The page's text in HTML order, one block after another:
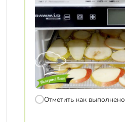
Отметить как выполнено